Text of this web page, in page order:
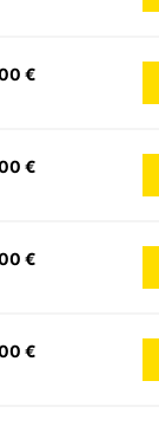
€
€
€
€